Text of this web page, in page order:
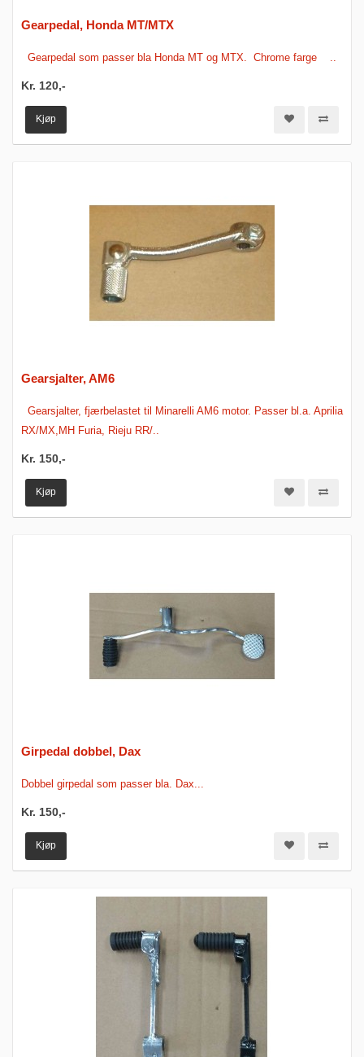
Gearpedal, Honda MT/MTX
Gearpedal som passer bla Honda MT og MTX. Chrome farge ..
Kr. 120,-
Kjøp
Gearsjalter, AM6
Gearsjalter, fjærbelastet til Minarelli AM6 motor. Passer bl.a. Aprilia
RX/MX,MH Furia, Rieju RR/..
Kr. 150,-
Kjøp
Girpedal dobbel, Dax
Dobbel girpedal som passer bla. Dax...
Kr. 150,-
Kjøp